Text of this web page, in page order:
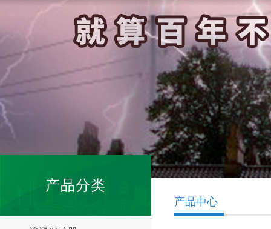
产品分类
产品中心